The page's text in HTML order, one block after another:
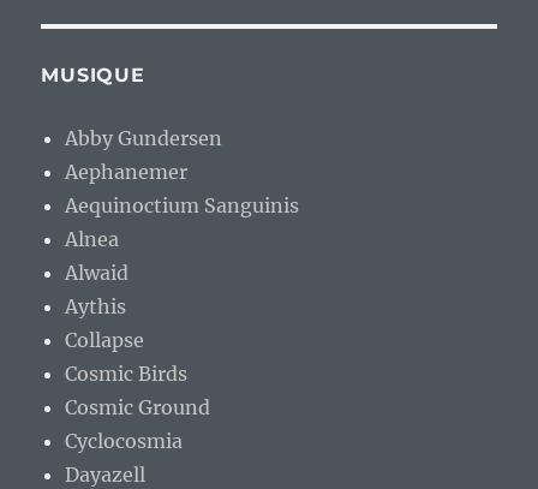
MUSIQUE
Abby Gundersen
Aephanemer
Aequinoctium Sanguinis
Alnea
Alwaid
Aythis
Collapse
Cosmic Birds
Cosmic Ground
Cyclocosmia
Dayazell